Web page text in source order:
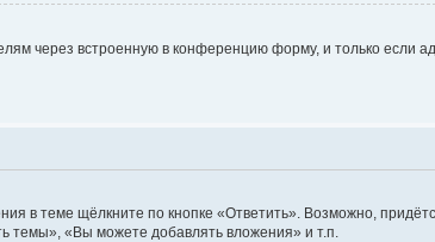
через встроенную в конференцию форму, и только если
теме щёлкните по кнопке «Ответить». Возможно,
темы», «Вы можете добавлять вложения» и т.п.